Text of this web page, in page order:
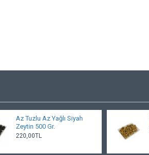
Az Tuzlu Az Yağlı Siyah
Zeytin 500 Gr.
220,00TL